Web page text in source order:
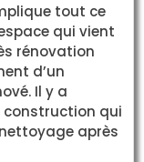
tout ce
qui vient
rénovation
d’un
Il y a
construction qui
après